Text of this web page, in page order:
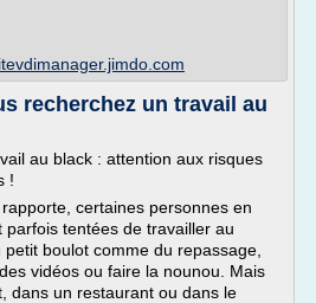
recherchez un travail au
au black : attention aux risques
!
certaines personnes en
tentées de travailler au
boulot comme du repassage,
vidéos ou faire la nounou. Mais
dans un restaurant ou dans le